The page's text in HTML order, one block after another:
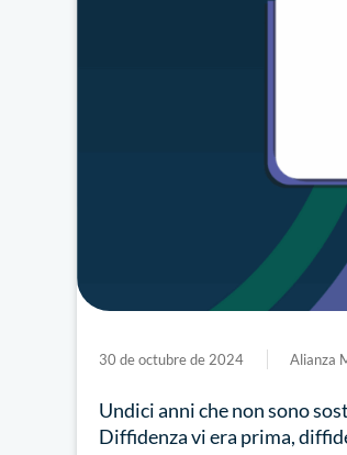
30 de octubre de 2024 Alianza
Undici anni che non sono
Diffidenza vi era prima,